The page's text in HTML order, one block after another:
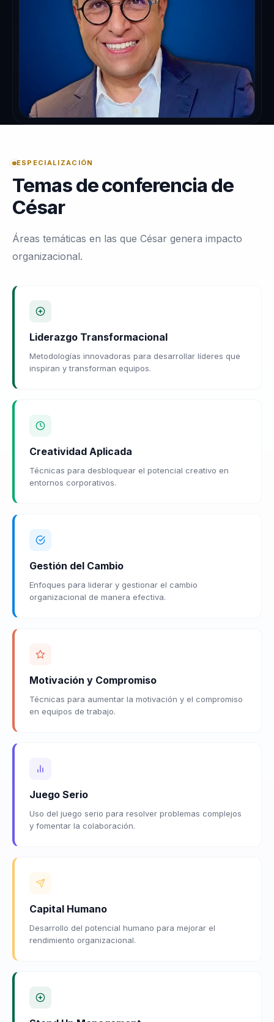
ESPECIALIZACIÓN
Temas de conferencia de
César
Áreas temáticas en las que César genera impacto
organizacional.
Liderazgo Transformacional
Metodologías innovadoras para desarrollar líderes que
inspiran y transforman equipos.
Creatividad Aplicada
Técnicas para desbloquear el potencial creativo en
entornos corporativos.
Gestión del Cambio
Enfoques para liderar y gestionar el cambio
organizacional de manera efectiva.
Motivación y Compromiso
Técnicas para aumentar la motivación y el compromiso
en equipos de trabajo.
Juego Serio
Uso del juego serio para resolver problemas complejos
y fomentar la colaboración.
Capital Humano
Desarrollo del potencial humano para mejorar el
rendimiento organizacional.